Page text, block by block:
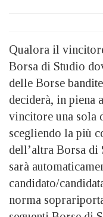
Qualora il
Borsa di Studio
delle Borse
deciderà, in piena
vincitore una sola
scegliendo la più
dell’altra Borsa di
sarà
candidato/
norma